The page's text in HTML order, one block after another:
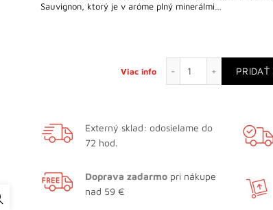
Sauvignon, ktorý je v aróme plný minerálmi…
Viac info
množstvo
PRIDAŤ
Externý sklad: odosielame do
72 hod.
Doprava zadarmo pri nákupe
nad 59 €